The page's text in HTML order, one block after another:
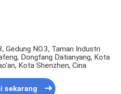
Gedung NO.3, Taman Industri
Dongfang Datianyang, Kota
Kota Shenzhen, Cina
sekarang